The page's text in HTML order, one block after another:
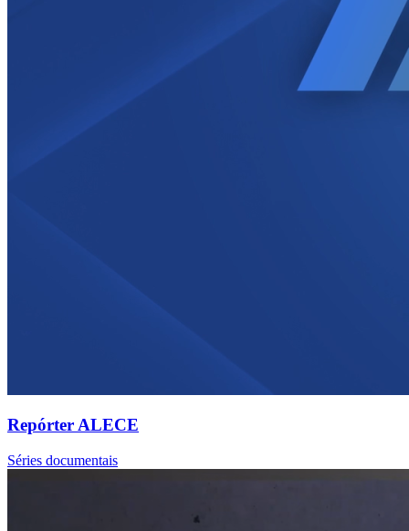
Repórter ALECE
Séries documentais